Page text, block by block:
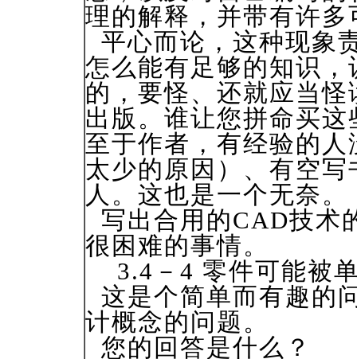
理的解释，并带有许
平心而论，这种现象
怎么能有足够的知识
的，要怪、还就应当
出版。谁让您拼命买
至于作者，有经验的
太少的原因）、有空
人。这也是一个无奈。
写出合用的CAD技术
很困难的事情。
3.4－4 零件可能被
这是个简单而有趣的
计概念的问题。
您的回答是什么？